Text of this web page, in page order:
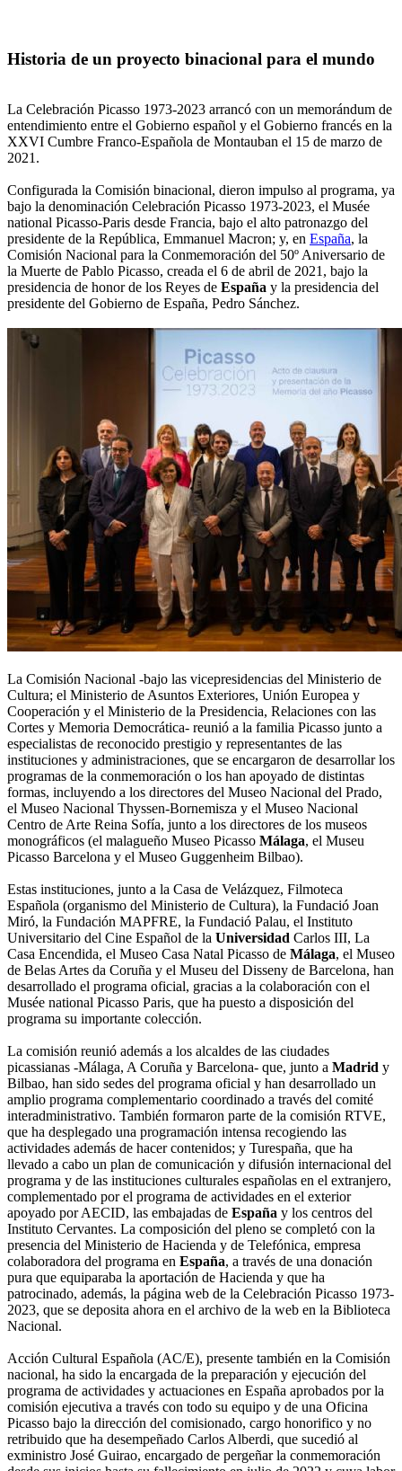
Historia de un proyecto binacional para el mundo
La Celebración Picasso 1973-2023 arrancó con un memorándum de
entendimiento entre el Gobierno español y el Gobierno francés en la
XXVI Cumbre Franco-Española de Montauban el 15 de marzo de
2021.
Configurada la Comisión binacional, dieron impulso al programa, ya
bajo la denominación Celebración Picasso 1973-2023, el Musée
national Picasso-Paris desde Francia, bajo el alto patronazgo del
presidente de la República, Emmanuel Macron; y, en España, la
Comisión Nacional para la Conmemoración del 50º Aniversario de
la Muerte de Pablo Picasso, creada el 6 de abril de 2021, bajo la
presidencia de honor de los Reyes de España y la presidencia del
presidente del Gobierno de España, Pedro Sánchez.
La Comisión Nacional -bajo las vicepresidencias del Ministerio de
Cultura; el Ministerio de Asuntos Exteriores, Unión Europea y
Cooperación y el Ministerio de la Presidencia, Relaciones con las
Cortes y Memoria Democrática- reunió a la familia Picasso junto a
especialistas de reconocido prestigio y representantes de las
instituciones y administraciones, que se encargaron de desarrollar los
programas de la conmemoración o los han apoyado de distintas
formas, incluyendo a los directores del Museo Nacional del Prado,
el Museo Nacional Thyssen-Bornemisza y el Museo Nacional
Centro de Arte Reina Sofía, junto a los directores de los museos
monográficos (el malagueño Museo Picasso Málaga, el Museu
Picasso Barcelona y el Museo Guggenheim Bilbao).
Estas instituciones, junto a la Casa de Velázquez, Filmoteca
Española (organismo del Ministerio de Cultura), la Fundació Joan
Miró, la Fundación MAPFRE, la Fundació Palau, el Instituto
Universitario del Cine Español de la Universidad Carlos III, La
Casa Encendida, el Museo Casa Natal Picasso de Málaga, el Museo
de Belas Artes da Coruña y el Museu del Disseny de Barcelona, han
desarrollado el programa oficial, gracias a la colaboración con el
Musée national Picasso Paris, que ha puesto a disposición del
programa su importante colección.
La comisión reunió además a los alcaldes de las ciudades
picassianas -Málaga, A Coruña y Barcelona- que, junto a Madrid y
Bilbao, han sido sedes del programa oficial y han desarrollado un
amplio programa complementario coordinado a través del comité
interadministrativo. También formaron parte de la comisión RTVE,
que ha desplegado una programación intensa recogiendo las
actividades además de hacer contenidos; y Turespaña, que ha
llevado a cabo un plan de comunicación y difusión internacional del
programa y de las instituciones culturales españolas en el extranjero,
complementado por el programa de actividades en el exterior
apoyado por AECID, las embajadas de España y los centros del
Instituto Cervantes. La composición del pleno se completó con la
presencia del Ministerio de Hacienda y de Telefónica, empresa
colaboradora del programa en España, a través de una donación
pura que equiparaba la aportación de Hacienda y que ha
patrocinado, además, la página web de la Celebración Picasso 1973-
2023, que se deposita ahora en el archivo de la web en la Biblioteca
Nacional.
Acción Cultural Española (AC/E), presente también en la Comisión
nacional, ha sido la encargada de la preparación y ejecución del
programa de actividades y actuaciones en España aprobados por la
comisión ejecutiva a través con todo su equipo y de una Oficina
Picasso bajo la dirección del comisionado, cargo honorifico y no
retribuido que ha desempeñado Carlos Alberdi, que sucedió al
exministro José Guirao, encargado de pergeñar la conmemoración